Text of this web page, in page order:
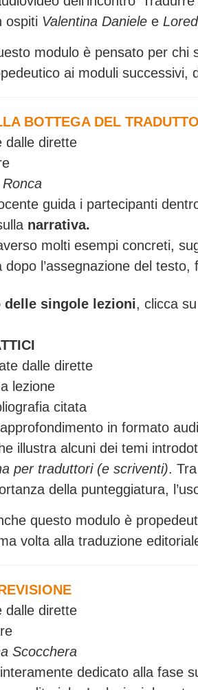
ospiti Valentina Daniele e
modulo è pensato per chi
ai moduli successivi,
BOTTEGA DEL
dalle dirette
guida i partecipanti
narrativa.
molti esempi concreti,
l’assegnazione del
delle singole lezioni, clicca su
dalle dirette
lezione
citata
in formato
illustra alcuni dei temi
per traduttori (e scriventi).
della punteggiatura,
questo modulo è
volta alla traduzione
dalle dirette
Scocchera
dedicato alla fase